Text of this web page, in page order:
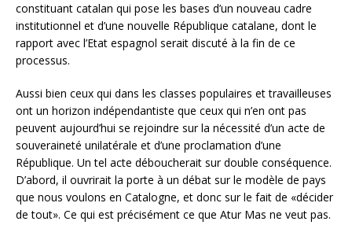
constituant catalan qui pose les bases d’un nouveau cadre
institutionnel et d’une nouvelle République catalane, dont le
rapport avec l’Etat espagnol serait discuté à la fin de ce
processus.
Aussi bien ceux qui dans les classes populaires et travailleuses
ont un horizon indépendantiste que ceux qui n’en ont pas
peuvent aujourd’hui se rejoindre sur la nécessité d’un acte de
souveraineté unilatérale et d’une proclamation d’une
République. Un tel acte déboucherait sur double conséquence.
D’abord, il ouvrirait la porte à un débat sur le modèle de pays
que nous voulons en Catalogne, et donc sur le fait de «décider
de tout». Ce qui est précisément ce que Atur Mas ne veut pas.